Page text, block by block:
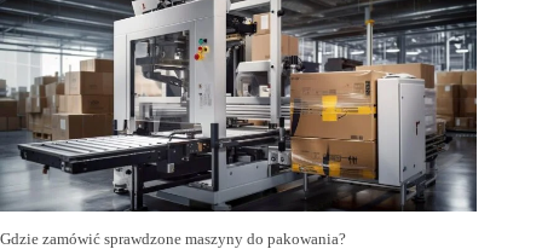
Gdzie zamówić sprawdzone maszyny do pakowania?